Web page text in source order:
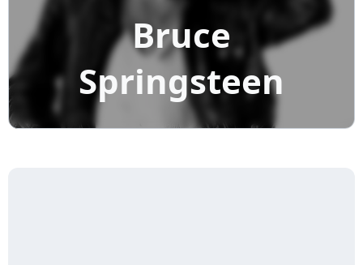
Bruce
Springsteen